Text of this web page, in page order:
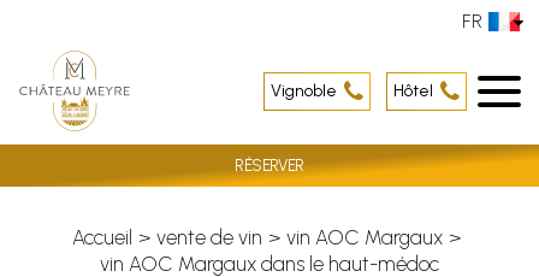
Hôtel
Vignoble
RÉSERVER
FR
Accueil vente de vin
vin AOC Margaux
vin AOC Margaux dans le haut-médoc